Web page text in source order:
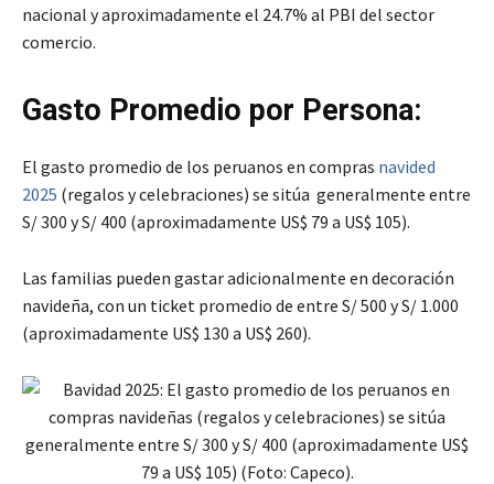
nacional y aproximadamente el 24.7% al PBI del sector
comercio.
Gasto Promedio por Persona:
El gasto promedio de los peruanos en compras navided
2025 (regalos y celebraciones) se sitúa generalmente entre
S/ 300 y S/ 400 (aproximadamente US$ 79 a US$ 105).
Las familias pueden gastar adicionalmente en decoración
navideña, con un ticket promedio de entre S/ 500 y S/ 1.000
(aproximadamente US$ 130 a US$ 260).